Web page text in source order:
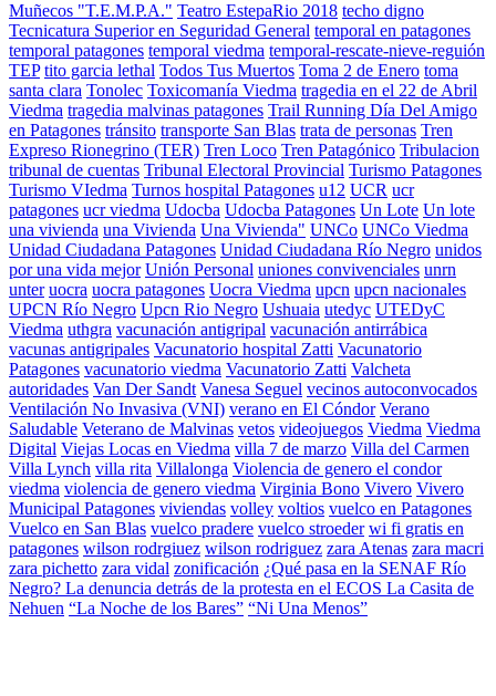
Muñecos "T.E.M.P.A." Teatro EstepaRio 2018 techo digno
Tecnicatura Superior en Seguridad General temporal en patagones
temporal patagones temporal viedma temporal-rescate-nieve-reguión
TEP tito garcia lethal Todos Tus Muertos Toma 2 de Enero toma
santa clara Tonolec Toxicomanía Viedma tragedia en el 22 de Abril
Viedma tragedia malvinas patagones Trail Running Día Del Amigo
en Patagones tránsito transporte San Blas trata de personas Tren
Expreso Rionegrino (TER) Tren Loco Tren Patagónico Tribulacion
tribunal de cuentas Tribunal Electoral Provincial Turismo Patagones
Turismo VIedma Turnos hospital Patagones u12 UCR ucr
patagones ucr viedma Udocba Udocba Patagones Un Lote Un lote
una vivienda una Vivienda Una Vivienda" UNCo UNCo Viedma
Unidad Ciudadana Patagones Unidad Ciudadana Río Negro unidos
por una vida mejor Unión Personal uniones convivenciales unrn
unter uocra uocra patagones Uocra Viedma upcn upcn nacionales
UPCN Río Negro Upcn Rio Negro Ushuaia utedyc UTEDyC
Viedma uthgra vacunación antigripal vacunación antirrábica
vacunas antigripales Vacunatorio hospital Zatti Vacunatorio
Patagones vacunatorio viedma Vacunatorio Zatti Valcheta
autoridades Van Der Sandt Vanesa Seguel vecinos autoconvocados
Ventilación No Invasiva (VNI) verano en El Cóndor Verano
Saludable Veterano de Malvinas vetos videojuegos Viedma Viedma
Digital Viejas Locas en Viedma villa 7 de marzo Villa del Carmen
Villa Lynch villa rita Villalonga Violencia de genero el condor
viedma violencia de genero viedma Virginia Bono Vivero Vivero
Municipal Patagones viviendas volley voltios vuelco en Patagones
Vuelco en San Blas vuelco pradere vuelco stroeder wi fi gratis en
patagones wilson rodrgiuez wilson rodriguez zara Atenas zara macri
zara pichetto zara vidal zonificación ¿Qué pasa en la SENAF Río
Negro? La denuncia detrás de la protesta en el ECOS La Casita de
Nehuen “La Noche de los Bares” “Ni Una Menos”